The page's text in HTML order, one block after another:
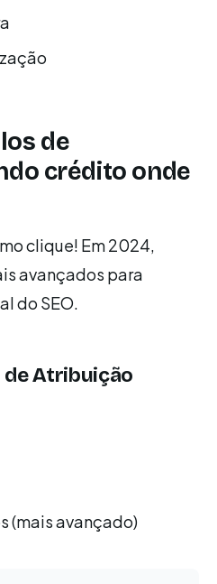
de
crédito onde
clique! Em 2024,
avançados para
do SEO.
Atribuição
(mais avançado)